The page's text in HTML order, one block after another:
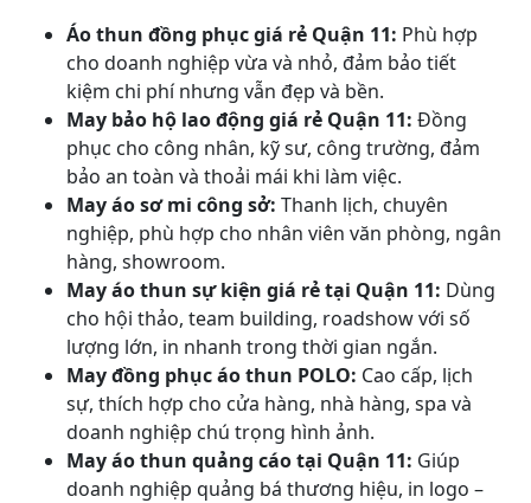
Áo thun đồng phục giá rẻ Quận 11: Phù hợp
cho doanh nghiệp vừa và nhỏ, đảm bảo tiết
kiệm chi phí nhưng vẫn đẹp và bền.
May bảo hộ lao động giá rẻ Quận 11: Đồng
phục cho công nhân, kỹ sư, công trường, đảm
bảo an toàn và thoải mái khi làm việc.
May áo sơ mi công sở: Thanh lịch, chuyên
nghiệp, phù hợp cho nhân viên văn phòng, ngân
hàng, showroom.
May áo thun sự kiện giá rẻ tại Quận 11: Dùng
cho hội thảo, team building, roadshow với số
lượng lớn, in nhanh trong thời gian ngắn.
May đồng phục áo thun POLO: Cao cấp, lịch
sự, thích hợp cho cửa hàng, nhà hàng, spa và
doanh nghiệp chú trọng hình ảnh.
May áo thun quảng cáo tại Quận 11: Giúp
doanh nghiệp quảng bá thương hiệu, in logo –